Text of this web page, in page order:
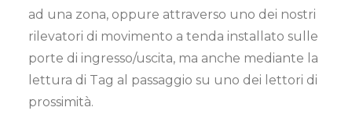
ad una zona, oppure attraverso uno dei nostri
rilevatori di movimento a tenda installato sulle
porte di ingresso/uscita, ma anche mediante la
lettura di Tag al passaggio su uno dei lettori di
prossimità.